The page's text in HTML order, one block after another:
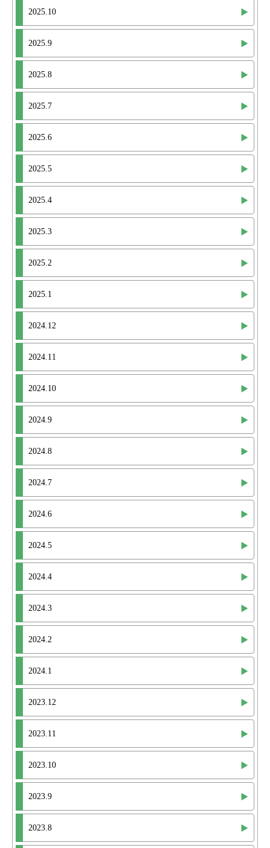
2025.10
2025.9
2025.8
2025.7
2025.6
2025.5
2025.4
2025.3
2025.2
2025.1
2024.12
2024.11
2024.10
2024.9
2024.8
2024.7
2024.6
2024.5
2024.4
2024.3
2024.2
2024.1
2023.12
2023.11
2023.10
2023.9
2023.8